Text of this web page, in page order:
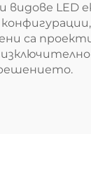
видове LED
са